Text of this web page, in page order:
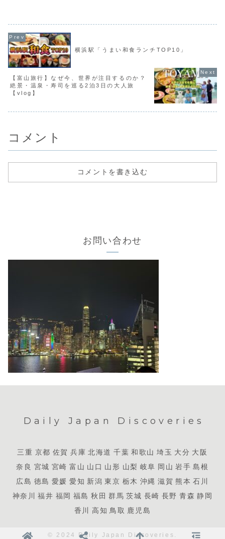
横浜駅「うまい和食ランチTOP10」
【富山旅行】なぜ今、世界が注目するのか？
絶景・温泉・寿司を巡る2泊3日の大人旅
【vlog】
コメント
コメントを書き込む
お問い合わせ
Daily Japan Discoveries
三重 京都 佐賀 兵庫 北海道 千葉 和歌山 埼玉 大分 大阪
奈良 宮城 宮崎 富山 山口 山形 山梨 岐阜 岡山 岩手 島根
広島 徳島 愛媛 愛知 新潟 東京 栃木 沖縄 滋賀 熊本 石川
神奈川
福井 福岡 福島 秋田 群馬 茨城 長崎 長野 青森 静岡
香川
高知 鳥取 鹿児島
© 2024 Daily Japan Discoveries.